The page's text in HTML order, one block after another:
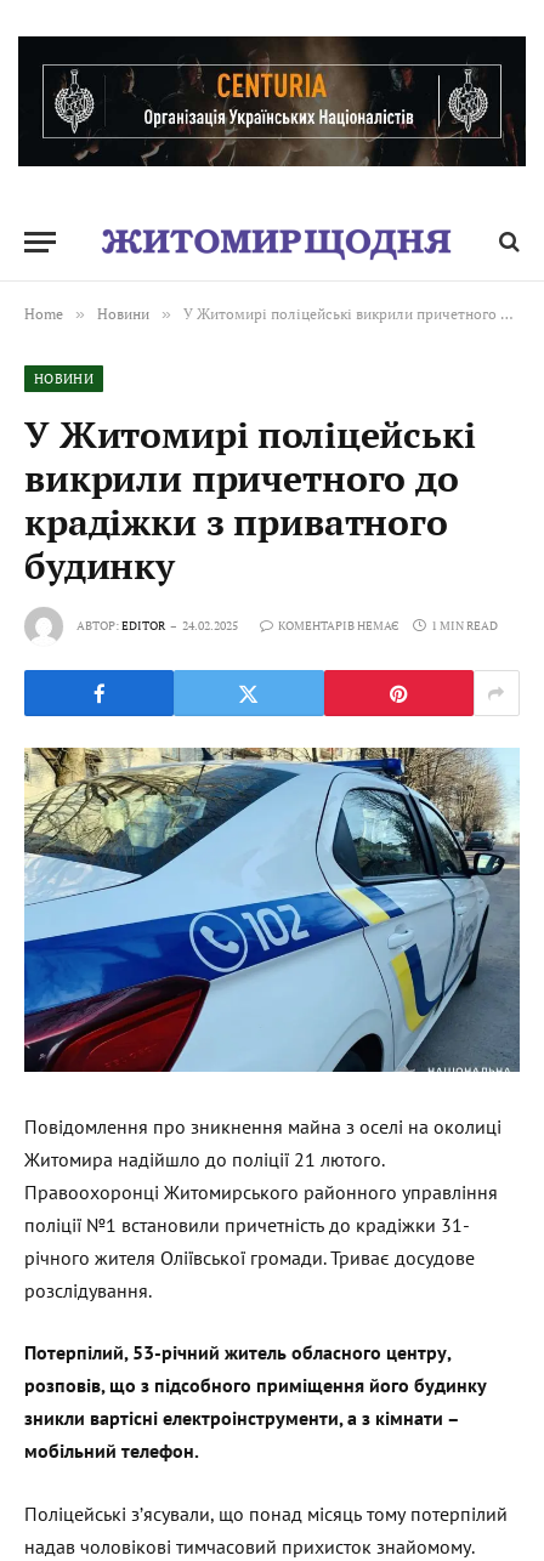
Home » Новини » У Житомирі поліцейські викрили причетного до крадіжки з приватного будинку
НОВИНИ
У Житомирі поліцейські
викрили причетного до
крадіжки з приватного
будинку
АВТОР:EDITOR 24.02.2025 КОМЕНТАРІВ НЕМАЄ 1 MIN READ
Повідомлення про зникнення майна з оселі на околиці
Житомира надійшло до поліції 21 лютого.
Правоохоронці Житомирського районного управління
поліції №1 встановили причетність до крадіжки 31-
річного жителя Оліївської громади. Триває досудове
розслідування.
Потерпілий, 53-річний житель обласного центру,
розповів, що з підсобного приміщення його будинку
зникли вартісні електроінструменти, а з кімнати –
мобільний телефон.
Поліцейські з’ясували, що понад місяць тому потерпілий
надав чоловікові тимчасовий прихисток знайомому.